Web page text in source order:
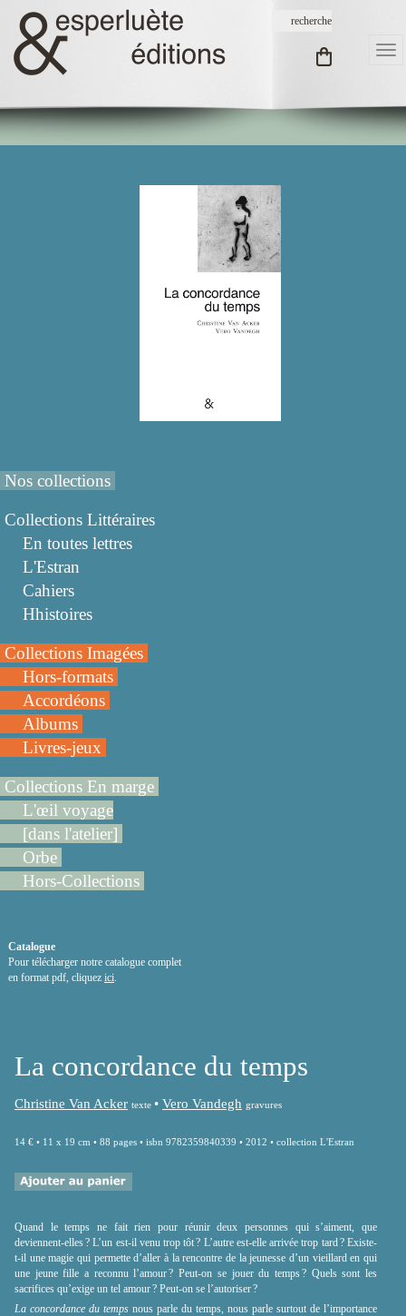
Nos collections
Collections Littéraires
En toutes lettres
L'Estran
Cahiers
Hhistoires
Collections Imagées
Hors-formats
Accordéons
Albums
Livres-jeux
Collections En marge
L'œil voyage
[dans l'atelier]
Orbe
Hors-Collections
Catalogue
Pour télécharger notre catalogue complet
en format pdf, cliquez ici
La concordance du temps
Christine Van Acker texte • Vero Vandegh gravures
14 € • 11 x 19 cm • 88 pages • isbn 9782359840339 • 2012 • collection L'Estran
Quand le temps ne fait rien pour réunir deux personnes qui s’aiment, que
deviennent-elles ? L’un est-il venu trop tôt ? L’autre est-elle arrivée trop tard ? Existe-
t-il une magie qui permette d’aller à la rencontre de la jeunesse d’un vieillard en qui
une jeune fille a reconnu l’amour ? Peut-on se jouer du temps ? Quels sont les
sacrifices qu’exige un tel amour ? Peut-on se l’autoriser ?
La concordance du temps nous parle du temps, nous parle surtout de l’importance